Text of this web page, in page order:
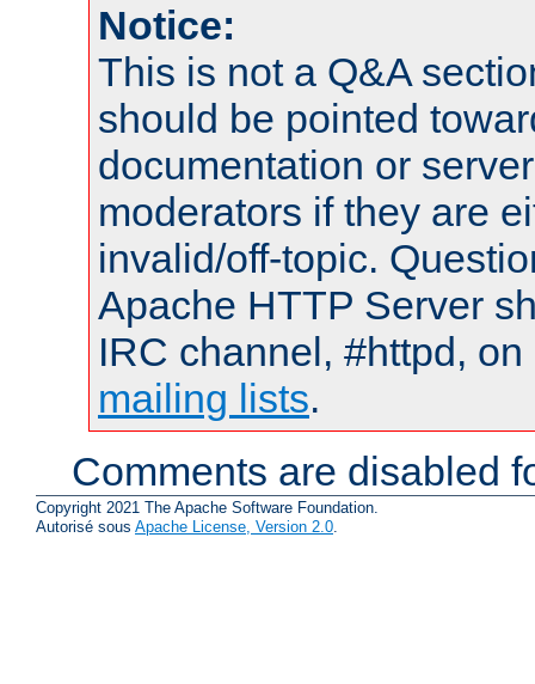
Notice:
This is not a Q&A
should be pointed
documentation or
moderators if they are
invalid/off-topic.
Apache HTTP Server
IRC channel, #httpd,
mailing lists.
Comments are disabled
Copyright 2021 The Apache Software Foundation.
Autorisé sous Apache License, Version 2.0.